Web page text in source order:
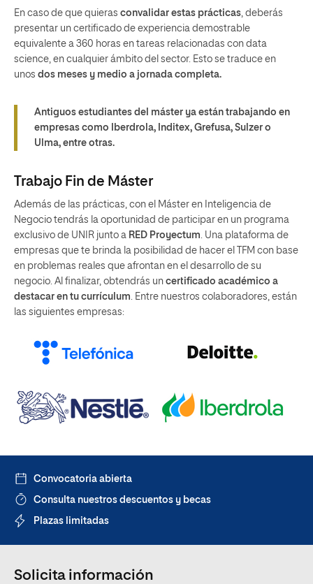
En caso de que quieras convalidar estas prácticas, deberás
presentar un certificado de experiencia demostrable
equivalente a 360 horas en tareas relacionadas con data
science, en cualquier ámbito del sector. Esto se traduce en
unos dos meses y medio a jornada completa.
Antiguos estudiantes del máster ya están trabajando en
empresas como Iberdrola, Inditex, Grefusa, Sulzer o
Ulma, entre otras.
Trabajo Fin de Máster
Además de las prácticas, con el Máster en Inteligencia de
Negocio tendrás la oportunidad de participar en un programa
exclusivo de UNIR junto a RED Proyectum. Una plataforma de
empresas que te brinda la posibilidad de hacer el TFM con base
en problemas reales que afrontan en el desarrollo de su
negocio. Al finalizar, obtendrás un certificado académico a
destacar en tu currículum. Entre nuestros colaboradores, están
las siguientes empresas:
Convocatoria abierta
Consulta nuestros descuentos y becas
Plazas limitadas
Solicita información